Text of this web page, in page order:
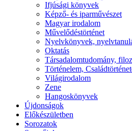
Ifjúsági könyvek
Képző- és iparművészet
Magyar irodalom
Művelődéstörténet
Nyelvkönyvek,
Oktatás
Társadalomtudomány,
Történelem,
Világirodalom
Zene
Hangoskönyvek
Újdonságok
Előkészületben
Sorozatok